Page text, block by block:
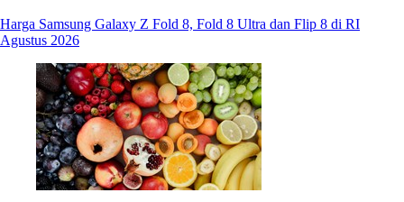
Harga Samsung Galaxy Z Fold 8, Fold 8 Ultra dan Flip 8 di RI
Agustus 2026